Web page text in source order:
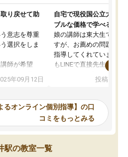
り戻せて助
意志を尊重
選択をしま
師が希望
かなど選ぶ
師で良いか
ができま
師の方で決
年09月12日
自宅で現役国公立大学生
ブルな価格で学べる
娘の講師は東大生では無
すが、お薦めの問題集や
指導してくれています。
もLINEで直接先生に質問
めれるので、個人に合
いなのがあり(有料)、受
ことをどんなスケジュー
くか相談したのですが、
ち期待したものではなく
投稿日：
るオンライン個別指導】の口
コミをもっとみる
駅の教室一覧